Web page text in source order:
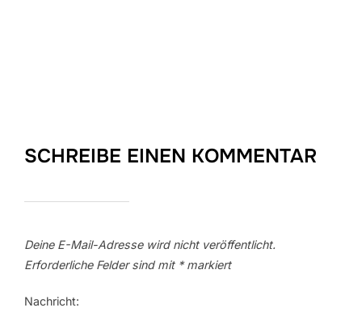
SCHREIBE EINEN KOMMENTAR
Deine E-Mail-Adresse wird nicht veröffentlicht.
Erforderliche Felder sind mit *markiert
Nachricht: